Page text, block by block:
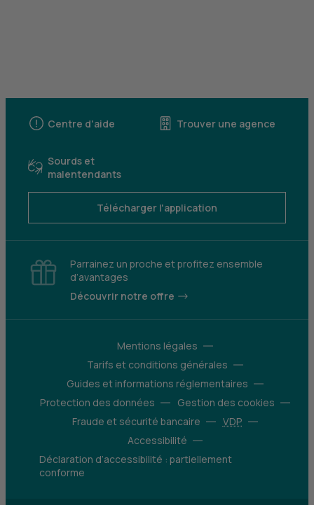
Centre d'aide Trouver une agence
Sourds et
malentendants
Télécharger l'application
Parrainez un proche et profitez ensemble
d’avantages
Découvrir notre offre
Mentions légales
Tarifs et conditions générales
Guides et informations réglementaires
Protection des données
Gestion des cookies
Fraude et sécurité bancaire
VDP
Accessibilité
Déclaration d’accessibilité : partiellement
conforme